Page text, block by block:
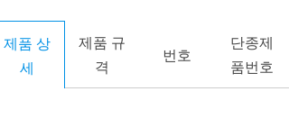
제품 상
세
제품 규
격
번호
단종제
품번호